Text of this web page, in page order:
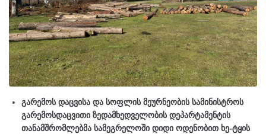
გარემოს დაცვისა და სოფლის მეურნეობის სამინისტროს
გარემოსდაცვითი ზედამხედველობის დეპარტამენტის
თანამშრომლებმა სამეგრელოში დიდი ოდენობით ხე-ტყის